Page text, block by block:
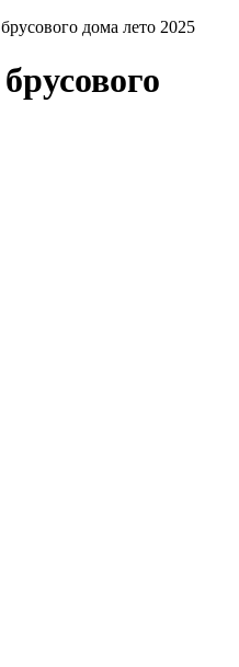
дома лето 2025